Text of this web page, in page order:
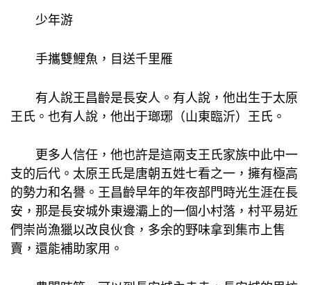
少年游
手攜雙鯉魚，目送千里雁
有人說王昌齡是長安人。有人說，他出生于太原
王氏。也有人說，他出于瑯琊（山東臨沂）王氏。
更多人信任，他也許是這兩支王氏家族中此中一
支的后代。太原王氏是唐朝五姓七看之一，擁有極高
的勢力和名譽。王昌齡早年的年夜部門時光生涯在長
安，那是長安城外東邊灞上的一個小村落，村平易近
們崇尚漁獵以改良伙食，多余的野味拿到集市上售
賣，還能補助家用。